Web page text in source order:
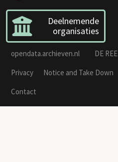
Deelnemende
organisaties
opendata.archieven.nl DE REE
Privacy
Notice and Take Down
Contact